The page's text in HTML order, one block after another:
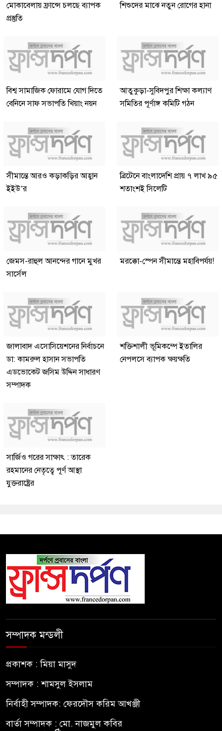
মোকাবেলায় ফ্রান্সে চলছে ব্যাপক
প্রস্তুতি
শিশুদের মাঝে নতুন রোগের হানা
বিশ্ব সামাজিক ফোরামে যোগ দিতে
বেনিনে সাফ সভাপতি খিয়াং নয়ন
আতুকুড়া-সুবিদপুর শিক্ষা কল্যাণ
সমিতির পূর্ণাঙ্গ কমিটি গঠন
সীমান্তে আরও কড়াকড়ির আহ্বান
ইইউ’র
ব্রিটেনে বাংলাদেশি প্রায় ৭ লাখ ৯৫
শতাংশই সিলেটি
জেমস-রাহুল আনন্দের গানে মুখর
সার্সেল
মরক্কো-স্পেন সীমান্তে মহাবিপর্যয়!
জালাবাদ এসোসিয়েশনের নির্বাচনে
ডা: কামরুল হাসান সভাপতি
এডভোকেট জসিম উদ্দিন সাধারণ
সম্পাদক
শক্তিশালী ভূমিকম্পে ইতালির
নেপলসে ব্যাপক ক্ষয়ক্ষতি
সার্জিও গরের সাক্ষাৎ : তারেক
রহমানের নেতৃত্বে পূর্ণ আস্থা
যুক্তরাষ্ট্রের
সম্পাদক মন্ডলী
প্রকাশক : মিয়া মাসুদ
সম্পাদক : শামসুল ইসলাম
নির্বাহী সম্পাদক: ফেরদৌস করিম আখঞ্জী
বার্তা সম্পাদক : মো. নাজমুল কবির